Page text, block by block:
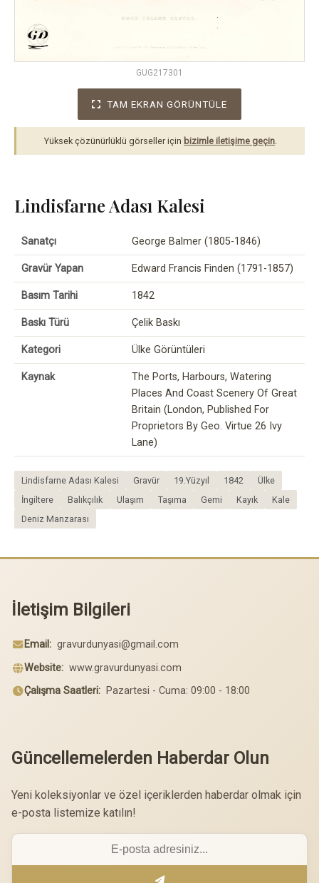
GUG217301
TAM EKRAN GÖRÜNTÜLE
Yüksek çözünürlüklü görseller için bizimle iletişime geçin
Lindisfarne Adası Kalesi
Sanatçı George Balmer (1805-1846)
Gravür Yapan Edward Francis Finden (1791-1857)
Basım Tarihi 1842
Baskı Türü Çelik Baskı
Kategori Ülke Görüntüleri
Kaynak
The Ports, Harbours, Watering
Places And Coast Scenery Of Great
Britain (London, Published For
Proprietors By Geo. Virtue 26 Ivy
Lane)
Lindisfarne Adası Kalesi Gravür 19.Yüzyıl 1842
Ülke
İngiltere
Balıkçılık Ulaşım Taşıma Gemi Kayık
Kale
Deniz Manzarası
İletişim Bilgileri
Email: gravurdunyasi@gmail.com
Website: www.gravurdunyasi.com
Çalışma Saatleri: Pazartesi - Cuma: 09:00 - 18:00
Güncellemelerden Haberdar Olun
Yeni koleksiyonlar ve özel içeriklerden haberdar olmak için
e-posta listemize katılın!